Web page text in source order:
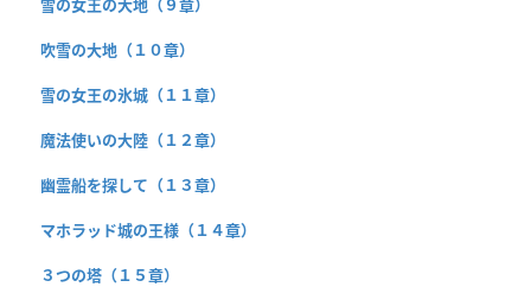
雪の女王の大地（９章）
吹雪の大地（１０章）
雪の女王の氷城（１１章）
魔法使いの大陸（１２章）
幽霊船を探して（１３章）
マホラッド城の王様（１４章）
３つの塔（１５章）